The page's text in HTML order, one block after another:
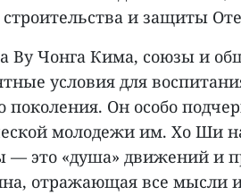
строительства и защиты
Ву Чонга Кима, союзы и
условия для
поколения. Он особо
молодежи им. Хо Ши
— это «душа» движений и
отражающая все мысли